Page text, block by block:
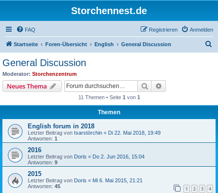
Storchennest.de
FAQ Anmelden
Registrieren
Startseite Foren-Übersicht English General Discussion
General Discussion
Moderator: Storchenzentrum
Neues Thema Suche
11 Themen • Seite 1 von 1
Themen
English forum in 2018
Letzter Beitrag von Isarstörchin « Di 22. Mai 2018, 19:49
Antworten: 1
2016
Letzter Beitrag von Doris « Do 2. Jun 2016, 15:04
Antworten: 9
2015
Letzter Beitrag von Doris « Mi 6. Mai 2015, 21:21
Antworten: 45 1 2 3 4